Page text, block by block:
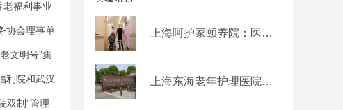
老福利事业
协会理事单
文明号”集
利院和武汉
双制”管理
上海呵护家颐养院：医养融合与认知症照护的温馨家园
上海东海老年护理医院地址，2024高品质护理院位置详询